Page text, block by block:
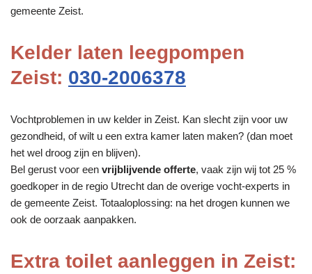
gemeente Zeist.
Kelder laten leegpompen
Zeist: 030-2006378
Vochtproblemen in uw kelder in Zeist. Kan slecht zijn voor uw
gezondheid, of wilt u een extra kamer laten maken? (dan moet
het wel droog zijn en blijven).
Bel gerust voor een vrijblijvende offerte, vaak zijn wij tot 25 %
goedkoper in de regio Utrecht dan de overige vocht-experts in
de gemeente Zeist. Totaaloplossing: na het drogen kunnen we
ook de oorzaak aanpakken.
Extra toilet aanleggen in Zeist: